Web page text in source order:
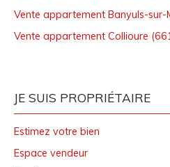
Vente appartement Banyuls-sur-
Vente appartement Collioure
JE SUIS PROPRIÉTAIRE
Estimez votre bien
Espace vendeur